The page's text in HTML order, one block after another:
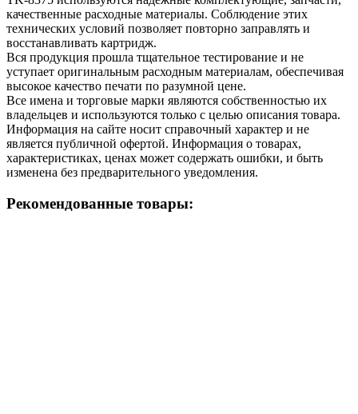
качественные расходные материалы. Соблюдение этих
технических условий позволяет повторно заправлять и
восстанавливать картридж.
Вся продукция прошла тщательное тестирование и не
уступает оригинальным расходным материалам, обеспечивая
высокое качество печати по разумной цене.
Все имена и торговые марки являются собственностью их
владельцев и используются только с целью описания товара.
Информация на сайте носит справочный характер и не
является публичной офертой. Информация о товарах,
характеристиках, ценах может содержать ошибки, и быть
изменена без предварительного уведомления.
Рекомендованные товары: